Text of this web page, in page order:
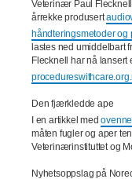
Veterinær Paul
årrekke produsert
håndteringsmetoder og
lastes ned umiddelbart
Flecknell har nå
Den fjærkledde ape
I en artikkel med
måten fugler og aper
Veterinærinstituttet og
Nyhetsoppslag på